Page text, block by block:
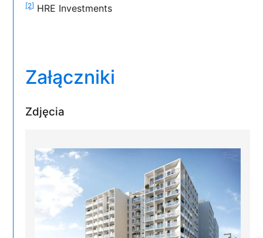
[2] HRE Investments
Załączniki
Zdjęcia